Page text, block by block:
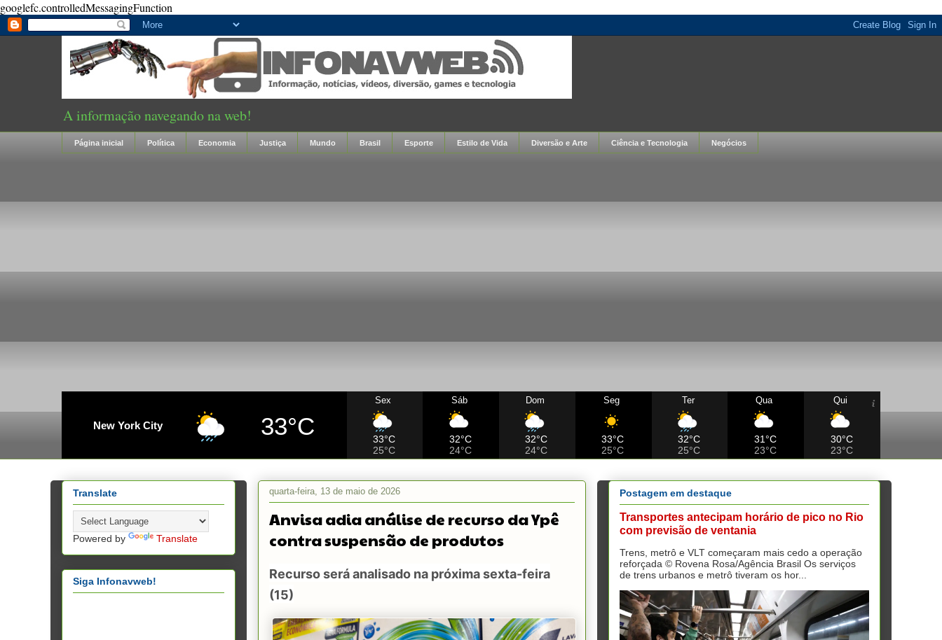
googlefc.controlledMessagingFunction
A informação navegando na web!
Página inicial Política Economia Justiça Mundo Brasil Esporte Estilo de Vida Diversão e Arte Ciência e Tecnologia Negócios
New York City 33°C
Sex
33°C
25°C
Sáb
32°C
24°C
Dom
32°C
24°C
Seg
33°C
25°C
Ter
32°C
25°C
Qua
31°C
23°C
Qui
30°C
23°C
quarta-feira, 13 de maio de 2026
Anvisa adia análise de recurso da Ypê
contra suspensão de produtos
Recurso será analisado na próxima sexta-feira
(15)
Translate
Powered by Translate
Siga Infonavweb!
Postagem em destaque
Transportes antecipam horário de pico no Rio
com previsão de ventania
Trens, metrô e VLT começaram mais cedo a operação
reforçada © Rovena Rosa/Agência Brasil Os serviços
de trens urbanos e metrô tiveram os hor...